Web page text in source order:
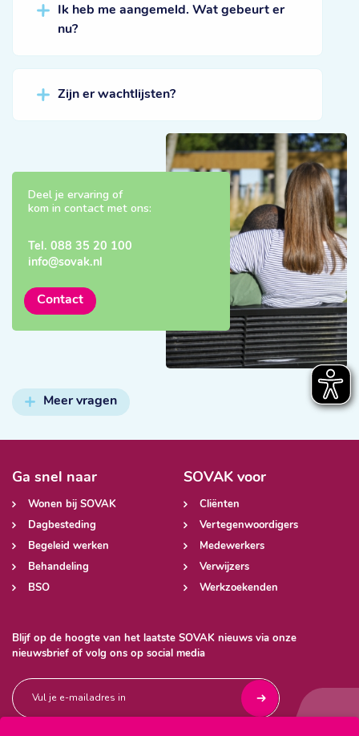
Ik heb me aangemeld. Wat gebeurt er
nu?
Zijn er wachtlijsten?
Deel je ervaring of
kom in contact met ons:
Tel. 088 35 20 100
info@sovak.nl
Contact
Meer vragen
Blijf op de hoogte van het laatste SOVAK nieuws via onze
nieuwsbrief of volg ons op social media
Ga snel naar
Wonen bij SOVAK
Dagbesteding
Begeleid werken
Behandeling
BSO
SOVAK voor
Cliënten
Vertegenwoordigers
Medewerkers
Verwijzers
Werkzoekenden